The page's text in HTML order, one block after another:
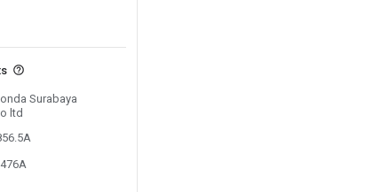
Surabaya
ltd